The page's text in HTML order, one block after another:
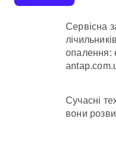
Сервісна
опалення:
Сучасні
вони